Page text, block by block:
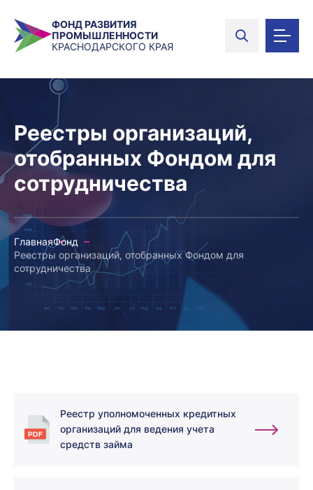
ФОНД РАЗВИТИЯ
ПРОМЫШЛЕННОСТИ
КРАСНОДАРСКОГО КРАЯ
Реестры организаций,
отобранных Фондом для
сотрудничества
ГлавнаяФонд
Реестры организаций, отобранных Фондом для
сотрудничества
Реестр уполномоченных кредитных
организаций для ведения учета
средств займа